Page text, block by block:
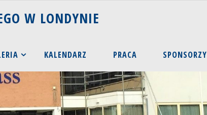
GO W LONDYNIE
KALENDARZ PRACA SPONSORZY